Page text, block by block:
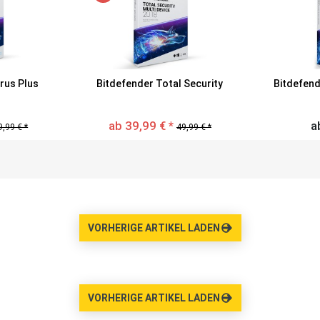
Plus
€ *
Bitdefender Total Security
ab 39,99 € * 49,99 € *
VORHERIGE ARTIKEL LADEN
VORHERIGE ARTIKEL LADEN